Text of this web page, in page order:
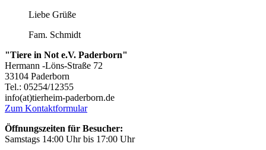
Liebe Grüße
Fam. Schmidt
"Tiere in Not e.V. Paderborn"
Hermann -Löns-Straße 72
33104 Paderborn
Tel.: 05254/12355
info(at)tierheim-paderborn.de
Zum Kontaktformular
Öffnungszeiten für Besucher:
Samstags 14:00 Uhr bis 17:00 Uhr